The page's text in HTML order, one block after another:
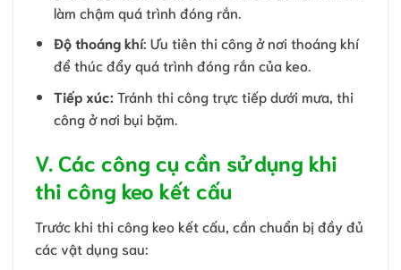
làm chậm quá trình đóng rắn.
Độ thoáng khí: Ưu tiên thi công ở nơi thoáng khí
để thúc đẩy quá trình đóng rắn của keo.
Tiếp xúc: Tránh thi công trực tiếp dưới mưa, thi
công ở nơi bụi bặm.
V. Các công cụ cần sử dụng khi
thi công keo kết cấu
Trước khi thi công keo kết cấu, cần chuẩn bị đầy đủ
các vật dụng sau: